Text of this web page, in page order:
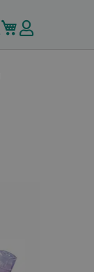
Buscar
Mi carrito